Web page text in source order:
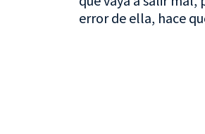
error de ella, hace